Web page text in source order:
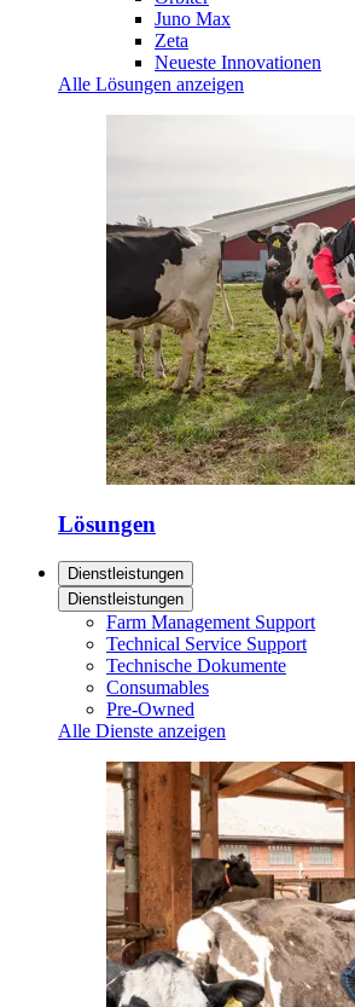
Juno Max
Zeta
Neueste Innovationen
Alle Lösungen anzeigen
Lösungen
Dienstleistungen
Dienstleistungen
Farm Management Support
Technical Service Support
Technische Dokumente
Consumables
Pre-Owned
Alle Dienste anzeigen